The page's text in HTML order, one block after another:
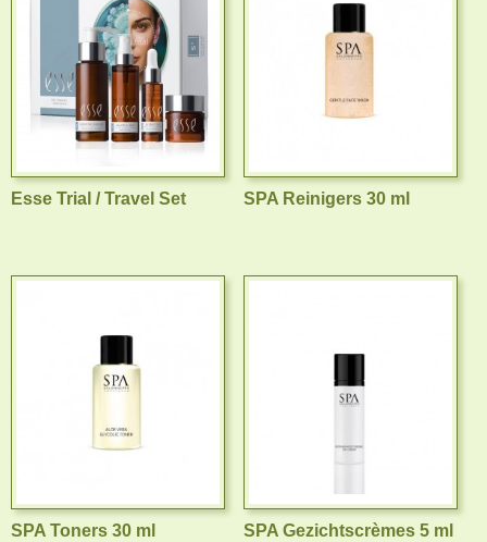
Esse Trial / Travel Set SPA Reinigers 30 ml
SPA Toners 30 ml
SPA Gezichtscrèmes 5 ml